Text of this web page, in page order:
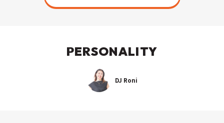
PERSONALITY
DJ Roni